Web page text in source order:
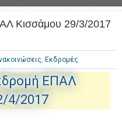
Κισσάμου 29/3/2017
, Εκδρομές
ΕΠΑΛ
4/2017